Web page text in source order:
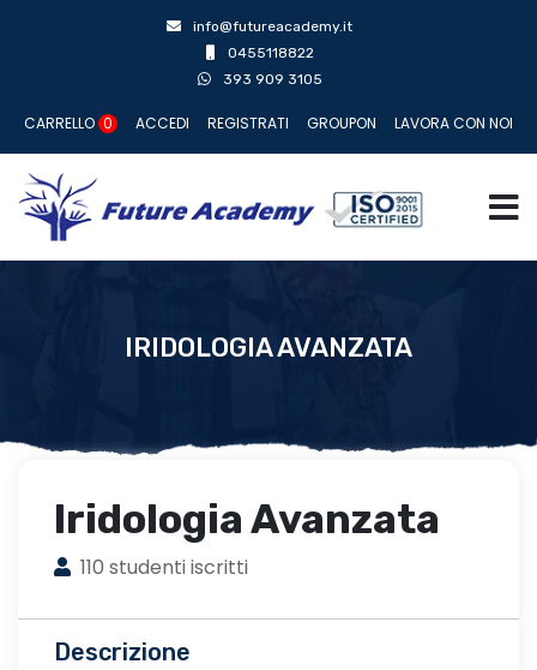
info@futureacademy.it
0455118822
393 909 3105
CARRELLO 0 ACCEDI REGISTRATI GROUPON LAVORA CON NOI
IRIDOLOGIA AVANZATA
Iridologia Avanzata
110 studenti iscritti
Descrizione